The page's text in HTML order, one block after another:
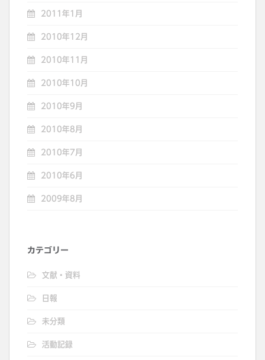
2011年1月
2010年12月
2010年11月
2010年10月
2010年9月
2010年8月
2010年7月
2010年6月
2009年8月
カテゴリー
文献・資料
日報
未分類
活動記録